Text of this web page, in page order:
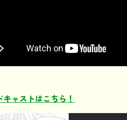
ャストはこちら！